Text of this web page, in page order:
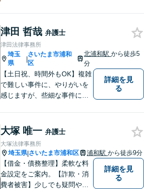
士。まずはお気軽にご相談く
ださい。【電話・メール相談
OK】
津田 哲哉 弁護士
津田法律事務所
埼玉
県
|
さいたま市浦和
区
北浦和駅から徒歩5
分
【土日祝、時間外もOK】複雑
で難しい事件に、やりがいを
感じますが、些細な事件にも
会社経営、経理・税務などに
も詳しく、きめ細かく対応致
します。刑事事件にも力を入
れています。
詳細を見
る
大塚 唯一 弁護士
大塚法律事務所
埼玉県|さいたま市浦和区 浦和駅 から徒歩9分
【借金・債務整理】柔軟な料
金設定をご案内。【詐欺・消
費者被害】少しでも疑問や不
詳細を見
る